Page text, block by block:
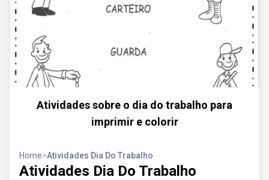
Atividades sobre o dia do trabalho para
imprimir e colorir
Home>Atividades Dia Do Trabalho
Atividades Dia Do Trabalho